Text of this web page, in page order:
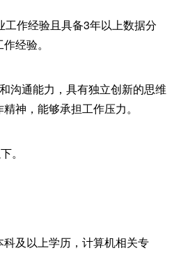
工作经验且具备3年以上数据分
经验。
沟通能力，具有独立创新的思维
神，能够承担工作压力。
。
及以上学历，计算机相关专